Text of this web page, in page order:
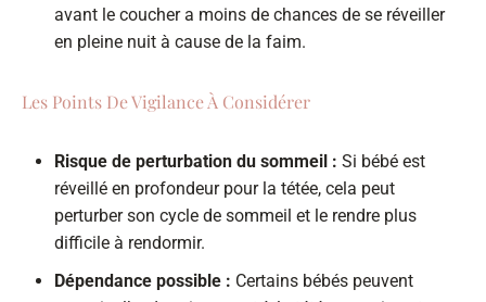
avant le coucher a moins de chances de se réveiller
en pleine nuit à cause de la faim.
Les Points De Vigilance À Considérer
Risque de perturbation du sommeil : Si bébé est
réveillé en profondeur pour la tétée, cela peut
perturber son cycle de sommeil et le rendre plus
difficile à rendormir.
Dépendance possible : Certains bébés peuvent